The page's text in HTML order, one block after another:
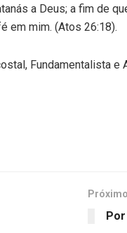
a Deus; a fim de
em mim. (Atos 26:18).
Fundamentalista
Próximo